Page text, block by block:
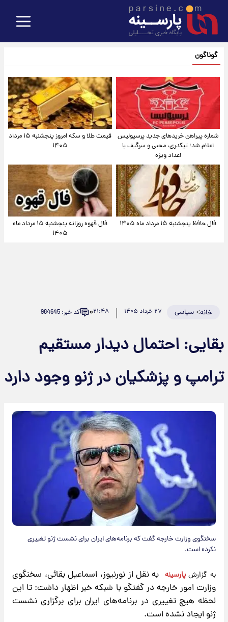
گوناگون
شماره پیراهن خریدهای جدید پرسپولیس
اعلام شد؛ تیکدری، محبی و سرگیف با
اعداد ویژه
قیمت طلا و سکه امروز پنجشنبه ۱۵ مرداد
۱۴۰۵
فال حافظ پنجشنبه ۱۵ مرداد ماه ۱۴۰۵
فال قهوه روزانه پنجشنبه ۱۵ مرداد ماه
۱۴۰۵
خانه>سیاسی ۲۷ خرداد ۱۴۰۵ ۲۱:۴۸۰ کد خبر: 984645
بقایی: احتمال دیدار مستقیم
ترامپ و پزشکیان در ژنو وجود دارد
سخنگوی وزارت خارجه گفت که برنامه‌های ایران برای نشست ژنو تغییری
نکرده است.
به گزارش پارسینه به نقل از نورنیوز، اسماعیل بقائی، سخنگوی
وزارت امور خارجه در گفتگو با شبکه خبر اظهار داشت: تا این
لحظه هیچ تغییری در برنامه‌های ایران برای برگزاری نشست
ژنو ایجاد نشده است.